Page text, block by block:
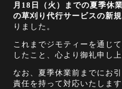
月18日（火）までの夏季休
の草刈り代行サービスの新
りました。
これまでジモティーを通じ
したこと、心より御礼申し上
なお、夏季休業前までにお
責任を持って対応いたします